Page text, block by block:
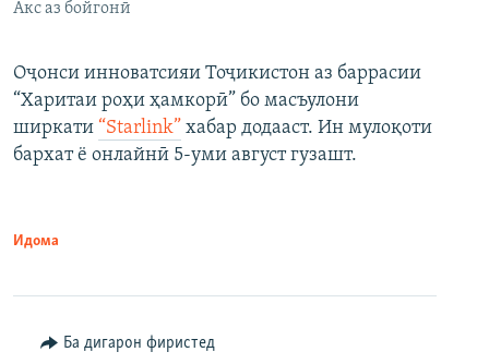
Акс аз бойгонӣ
Оҷонси инноватсияи Тоҷикистон аз баррасии
“Харитаи роҳи ҳамкорӣ” бо масъулони
ширкати “Starlink” хабар додааст. Ин мулоқоти
бархат ё онлайнӣ 5-уми август гузашт.
Идома
Ба дигарон фиристед